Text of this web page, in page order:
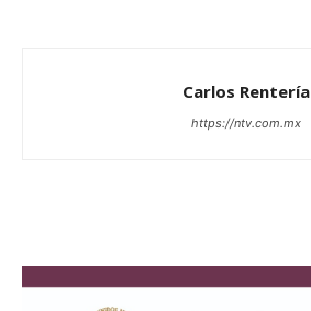
Carlos Rentería
https://ntv.com.mx